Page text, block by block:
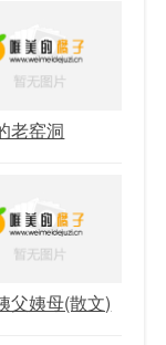
老窑洞
父姨母(散文)